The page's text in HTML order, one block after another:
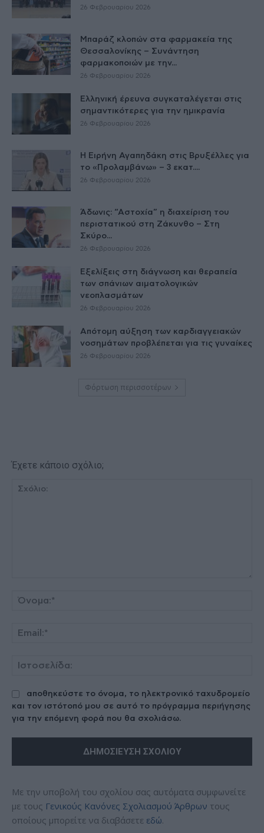
26 Φεβρουαρίου 2026
Μπαράζ κλοπών στα φαρμακεία της
Θεσσαλονίκης – Συνάντηση
φαρμακοποιών με την...
26 Φεβρουαρίου 2026
Ελληνική έρευνα συγκαταλέγεται στις
σημαντικότερες για την ημικρανία
26 Φεβρουαρίου 2026
Η Ειρήνη Αγαπηδάκη στις Βρυξέλλες για
το «Προλαμβάνω» – 3 εκατ....
26 Φεβρουαρίου 2026
Άδωνις: “Αστοχία” η διαχείριση του
περιστατικού στη Ζάκυνθο – Στη
Σκύρο...
26 Φεβρουαρίου 2026
Εξελίξεις στη διάγνωση και θεραπεία
των σπάνιων αιματολογικών
νεοπλασμάτων
26 Φεβρουαρίου 2026
Απότομη αύξηση των καρδιαγγειακών
νοσημάτων προβλέπεται για τις γυναίκες
26 Φεβρουαρίου 2026
Φόρτωση περισσοτέρων
Έχετε κάποιο σχόλιο;
αποθηκεύστε το όνομα, το ηλεκτρονικό ταχυδρομείο
και τον ιστότοπό μου σε αυτό το πρόγραμμα περιήγησης
για την επόμενη φορά που θα σχολιάσω.
Με την υποβολή του σχολίου σας αυτόματα συμφωνείτε
με τους Γενικούς Κανόνες Σχολιασμού Άρθρων τους
οποίους μπορείτε να διαβάσετε εδώ.